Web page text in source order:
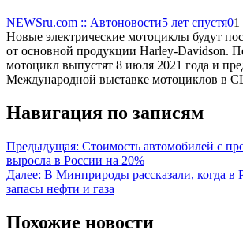
NEWSru.com :: Автоновости5 лет спустя0
Новые электрические мотоциклы будут
от основной продукции Harley-Davidson.
мотоцикл выпустят 8 июля 2021 года и
Международной выставке мотоциклов в
Навигация по записям
Предыдущая: Стоимость автомобилей с
выросла в России на 20%
Далее: В Минприроды рассказали, когда в
запасы нефти и газа
Похожие новости